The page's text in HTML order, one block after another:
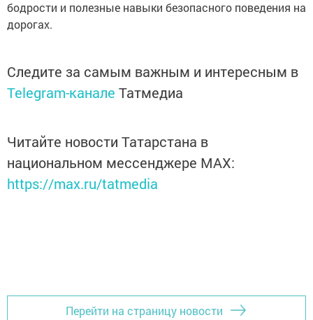
бодрости и полезные навыки безопасного поведения на
дорогах.
Следите за самым важным и интересным в
Telegram-канале Татмедиа
Читайте новости Татарстана в
национальном мессенджере MАХ:
https://max.ru/tatmedia
Перейти на страницу новости